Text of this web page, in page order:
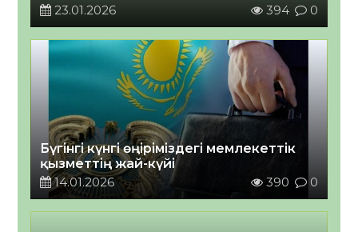
23.01.2026
394 0
Бүгінгі күнгі өңіріміздегі мемлекеттік
қызметтің жай-күйі
14.01.2026
390 0